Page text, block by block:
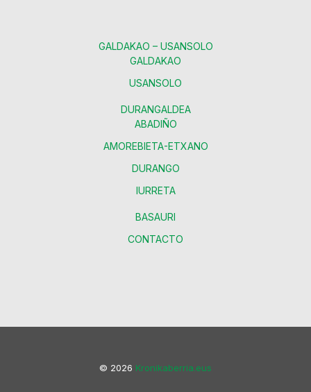
GALDAKAO – USANSOLO
GALDAKAO
USANSOLO
DURANGALDEA
ABADIÑO
AMOREBIETA-ETXANO
DURANGO
IURRETA
BASAURI
CONTACTO
© 2026 Kronikaberria.eus